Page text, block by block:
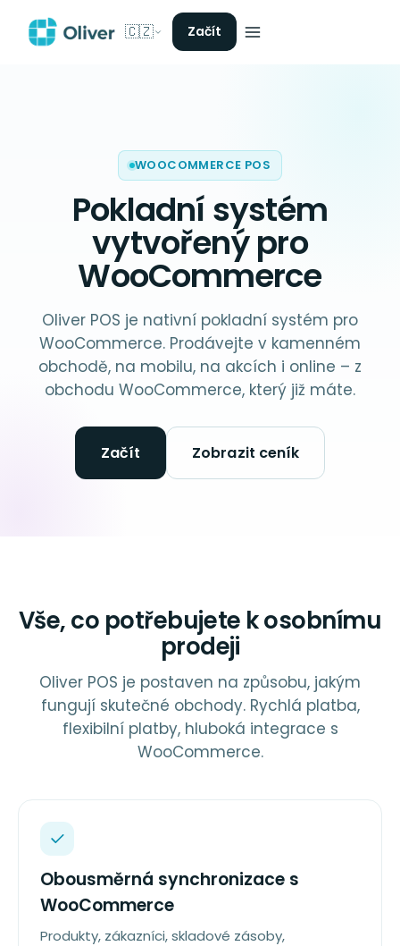
🇨🇿 Začít
WOOCOMMERCE POS
Pokladní systém
vytvořený pro
WooCommerce
Oliver POS je nativní pokladní systém pro
WooCommerce. Prodávejte v kamenném
obchodě, na mobilu, na akcích i online – z
obchodu WooCommerce, který již máte.
Začít Zobrazit ceník
Vše, co potřebujete k osobnímu
prodeji
Oliver POS je postaven na způsobu, jakým
fungují skutečné obchody. Rychlá platba,
flexibilní platby, hluboká integrace s
WooCommerce.
Obousměrná synchronizace s
WooCommerce
Produkty, zákazníci, skladové zásoby,